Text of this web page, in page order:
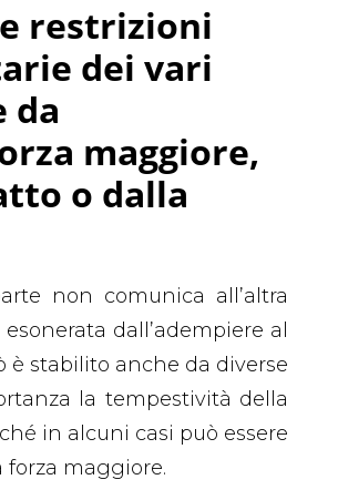
restrizioni
dei vari
da
maggiore,
o dalla
non comunica all’altra
dall’adempiere al
stabilito anche da diverse
la tempestività della
in alcuni casi può essere
maggiore.